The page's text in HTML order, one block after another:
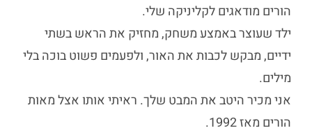
הורים מודאגים לקליניקה שלי.
ילד שעוצר באמצע משחק, מחזיק את הראש בשתי
ידיים, מבקש לכבות את האור, ולפעמים פשוט בוכה בלי
מילים.
אני מכיר היטב את המבט שלך. ראיתי אותו אצל מאות
הורים מאז 1992.